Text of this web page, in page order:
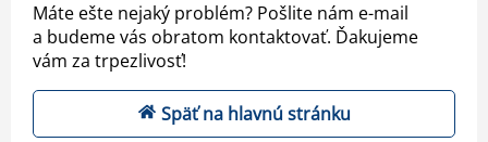
Máte ešte nejaký problém? Pošlite nám e-mail
a budeme vás obratom kontaktovať. Ďakujeme
vám za trpezlivosť!
Späť na hlavnú stránku